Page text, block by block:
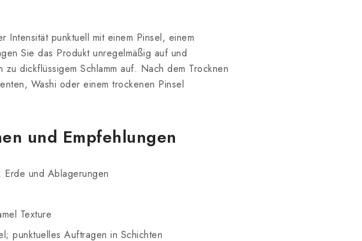
Intensität punktuell mit einem Pinsel, einem
Sie das Produkt unregelmäßig auf und
dickflüssigem Schlamm auf. Nach dem Trocknen
Washi oder einem trockenen Pinsel
und Empfehlungen
Erde und Ablagerungen
Texture
punktuelles Auftragen in Schichten